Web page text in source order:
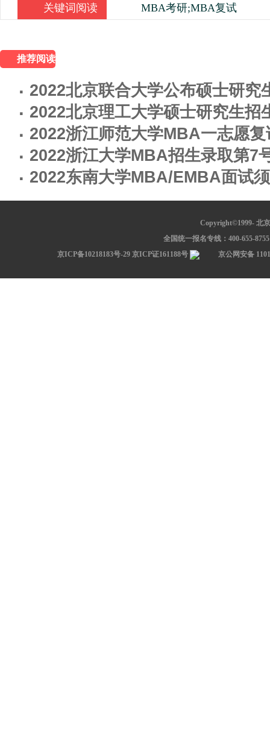
关键词阅读 MBA考研;MBA复试
推荐阅读
· 2022北京联合大学公布硕士研究
· 2022北京理工大学硕士研究生招
· 2022浙江师范大学MBA一志愿
· 2022浙江大学MBA招生录取第7
· 2022东南大学MBA/EMBA面试
Copyright©1999-北京
全国统一报名专线：400-655-
京ICP备10218183号-29 京ICP证161188号 京公网安备